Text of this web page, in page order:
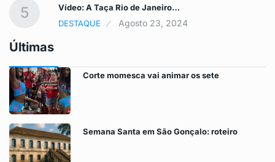
5
Vídeo: A Taça Rio de Janeiro…
DESTAQUE
Agosto 23, 2024
Últimas
Corte momesca vai animar os sete
Semana Santa em São Gonçalo: roteiro